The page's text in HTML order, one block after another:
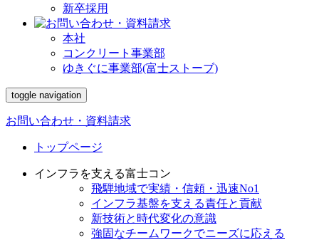
新卒採用
本社
コンクリート事業部
ゆきぐに事業部(富士ストーブ)
toggle navigation
お問い合わせ・資料請求
トップページ
インフラを支える富士コン
飛騨地域で実績・信頼・迅速No1
インフラ基盤を支える責任と貢献
新技術と時代変化の意識
強固なチームワークでニーズに応える